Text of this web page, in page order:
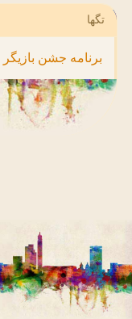
تگها
برنامه جشن بازیگر